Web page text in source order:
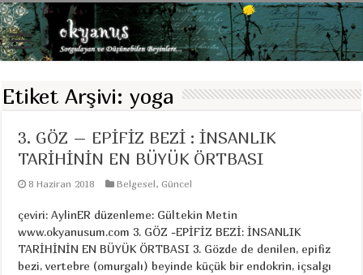
Etiket Arşivi:yoga
3. GÖZ – EPİFİZ BEZİ : İNSANLIK
TARİHİNİN EN BÜYÜK ÖRTBASI
8 Haziran 2018 Belgesel,Güncel
çeviri: AylinER düzenleme: Gültekin Metin
www.okyanusum.com 3. GÖZ -EPİFİZ BEZİ: İNSANLIK
TARİHİNİN EN BÜYÜK ÖRTBASI 3. Gözde de denilen, epifiz
bezi, vertebre (omurgalı) beyinde küçük bir endokrin, içsalgı